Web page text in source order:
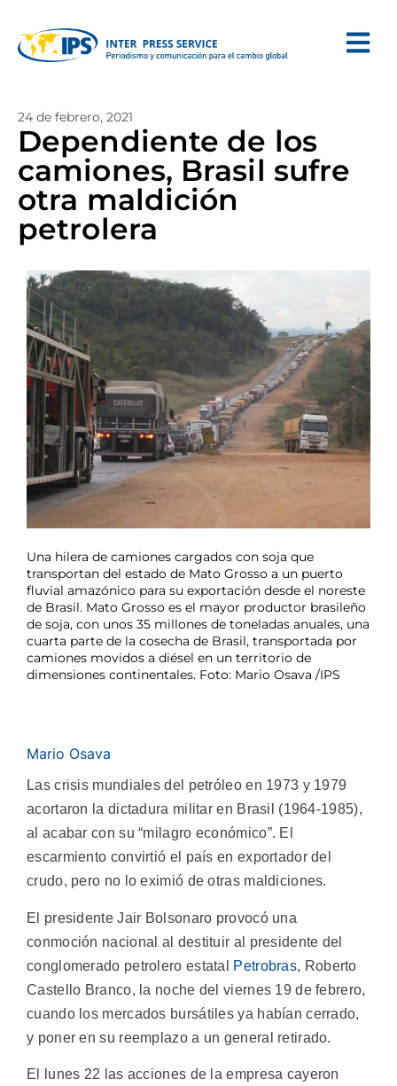
24 de febrero, 2021
Dependiente de los
camiones, Brasil sufre
otra maldición
petrolera
Una hilera de camiones cargados con soja que
transportan del estado de Mato Grosso a un puerto
fluvial amazónico para su exportación desde el noreste
de Brasil. Mato Grosso es el mayor productor brasileño
de soja, con unos 35 millones de toneladas anuales, una
cuarta parte de la cosecha de Brasil, transportada por
camiones movidos a diésel en un territorio de
dimensiones continentales. Foto: Mario Osava /IPS
Mario Osava
Las crisis mundiales del petróleo en 1973 y 1979
acortaron la dictadura militar en Brasil (1964-1985),
al acabar con su “milagro económico”. El
escarmiento convirtió el país en exportador del
crudo, pero no lo eximió de otras maldiciones.
El presidente Jair Bolsonaro provocó una
conmoción nacional al destituir al presidente del
conglomerado petrolero estatal Petrobras, Roberto
Castello Branco, la noche del viernes 19 de febrero,
cuando los mercados bursátiles ya habían cerrado,
y poner en su reemplazo a un general retirado.
El lunes 22 las acciones de la empresa cayeron